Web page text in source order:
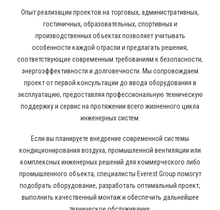
Опыт реализации проектов на торговых, административных,
гостиничных, образовательных, спортивных и
производственных объектах позволяет учитывать
особенности каждой отрасли и предлагать решения,
соответствующие современным требованиям к безопасности,
энергоэффективности и долговечности. Мы сопровождаем
проект от первой консультации до ввода оборудования в
эксплуатацию, предоставляя профессиональную техническую
поддержку и сервис на протяжении всего жизненного цикла
инженерных систем.
Если вы планируете внедрение современной системы
кондиционирования воздуха, промышленной вентиляции или
комплексных инженерных решений для коммерческого либо
промышленного объекта, специалисты Everest Group помогут
подобрать оборудование, разработать оптимальный проект,
выполнить качественный монтаж и обеспечить дальнейшее